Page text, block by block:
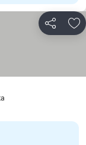
Condividi